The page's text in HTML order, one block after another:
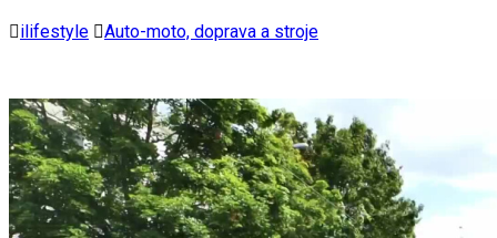
ilifestyle Auto-moto, doprava a stroje